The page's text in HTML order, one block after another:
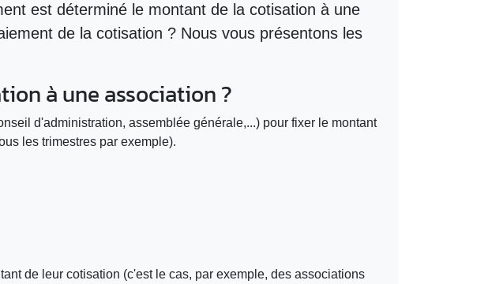
est déterminé le montant de la cotisation à une
de la cotisation ? Nous vous présentons les
à une association ?
d'administration, assemblée générale,...) pour fixer le montant
les trimestres par exemple).
de leur cotisation (c'est le cas, par exemple, des associations